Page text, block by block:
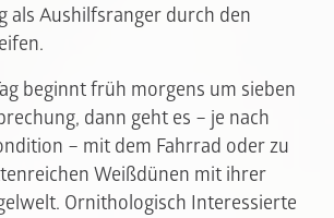
als Aushilfsranger durch den
beginnt früh morgens um sieben
dann geht es – je nach
– mit dem Fahrrad oder zu
Weißdünen mit ihrer
Ornithologisch Interessierte